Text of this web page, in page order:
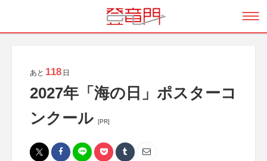
あと 118 日
2027年「海の日」ポスターコ
ンクール
[PR]